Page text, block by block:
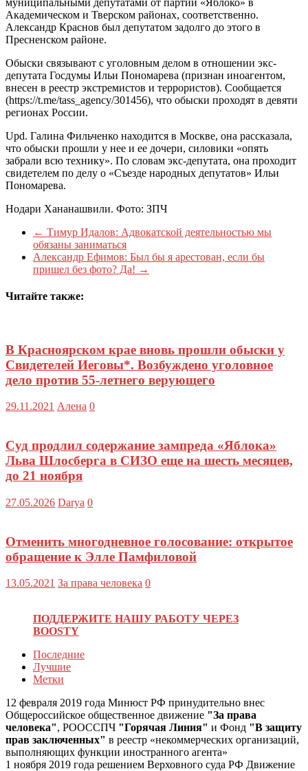
Академическом и Тверском районах, соответственно.
Александр Краснов был депутатом задолго до этого в
Пресненском районе.
Обыски связывают с уголовным делом в отношении экс-
депутата Госдумы Ильи Пономарева (признан иноагентом,
внесен в реестр экстремистов и террористов). Сообщается
(https://t.me/tass_agency/301456), что обыски проходят в девяти
регионах России.
Upd. Галина Фильченко находится в Москве, она рассказала,
что обыски прошли у нее и ее дочери, силовики «опять
забрали всю технику». По словам экс-депутата, она проходит
свидетелем по делу о «Съезде народных депутатов» Ильи
Пономарева.
Нодари Хананашвили. Фото: ЗПЧ
← Тимур Идалов: Адвокатской деятельностью мы
обязаны заниматься
Александр Ефимов: Был бы я арестован, если бы
пришел без фото? Да! →
Читайте также:
В Красноярском крае вновь прошли обыски у
Свидетелей Иеговы*. Возбуждено уголовное
дело против 55-летнего верующего
29.11.2021 Алена 0
Суд продлил содержание зампреда «Яблока»
Льва Шлосберга в СИЗО еще на шесть месяцев,
до 21 ноября
27.05.2026 Darya 0
Отменить многодневное голосование: открытое
обращение к Элле Памфиловой
13.05.2021 За права человека 0
ПОДДЕРЖИТЕ НАШУ РАБОТУ ЧЕРЕЗ
BOOSTY
Последние
Лучшие
Метки
12 февраля 2019 года Минюст РФ принудительно внес
Общероссийское общественное движение "За права
человека", РООССПЧ "Горячая Линия" и Фонд "В защиту
прав заключенных" в реестр «некоммерческих организаций,
выполняющих функции иностранного агента»
1 ноября 2019 года решением Верховного суда РФ Движение